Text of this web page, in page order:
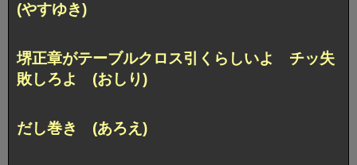
(やすゆき)
堺正章がテーブルクロス引くらしいよ チッ失
敗しろよ (おしり)
だし巻き (あろえ)